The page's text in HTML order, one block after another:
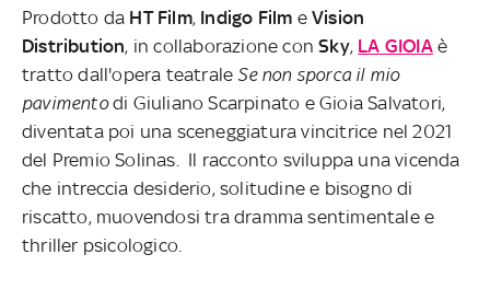
Prodotto da HT Film, Indigo Film eVision
Distribution, in collaborazione conSky, LA GIOIAè
tratto dall'opera teatraleSe non sporca il mio
pavimentodi Giuliano Scarpinato e Gioia Salvatori,
diventata poi una sceneggiatura vincitrice nel 2021
del Premio Solinas. Il racconto sviluppa una vicenda
che intreccia desiderio, solitudine e bisogno di
riscatto, muovendosi tra dramma sentimentale e
thriller psicologico.